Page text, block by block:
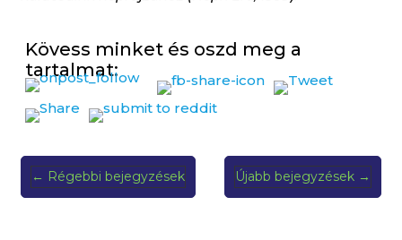
Kövess minket és oszd meg a
tartalmat:
← Régebbi bejegyzések Újabb bejegyzések →